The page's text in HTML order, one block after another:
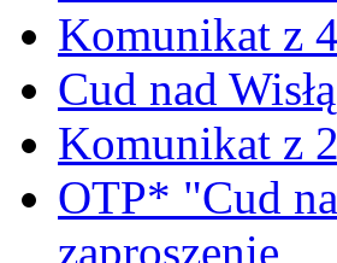
Komunikat z
Cud nad
Komunikat z
OTP* "Cud
zaproszenie